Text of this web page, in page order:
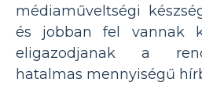
médiaműveltségi
és jobban fel vannak
eligazodjanak a
hatalmas mennyiségű